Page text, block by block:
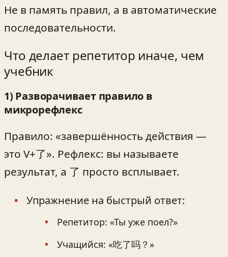
Не в память правил, а в автоматические
последовательности.
Что делает репетитор иначе, чем
учебник
1) Разворачивает правило в
микрорефлекс
Правило: «завершённость действия —
это V+了». Рефлекс: вы называете
результат, а 了 просто всплывает.
Упражнение на быстрый ответ:
Репетитор: «Ты уже поел?»
Учащийся: «吃了吗？»